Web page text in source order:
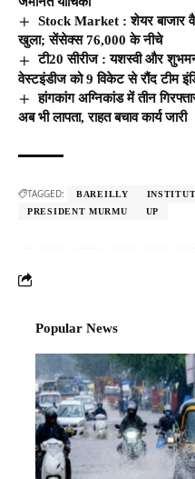
Stock Market : शेयर बाजार
खुला; सेंसेक्स 76,000 के नीचे
टी20 सीरीज : यशस्वी और
वेस्टइंडीज को 9 विकेट से रौंद टीम
हांगकांग अग्निकांड में तीन
अब भी लापता, राहत बचाव कार्य जारी
TAGGED: BAREILLY
PRESIDENT MURMU
UP
Popular News